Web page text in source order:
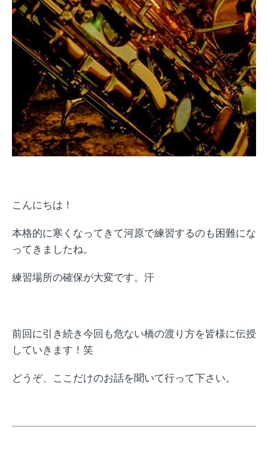
こんにちは！
本格的に寒くなってきて河原で練習するのも困難にな
ってきましたね。
練習場所の確保が大変です。汗
前回に引き続き今回も危ない橋の渡り方を皆様に伝授
していきます！笑
どうぞ、ここだけのお話を聞いて行って下さい。